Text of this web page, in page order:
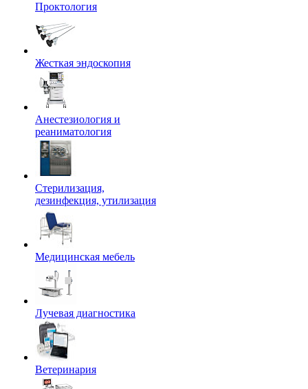
Проктология
Жесткая эндоскопия
Анестезиология и
реаниматология
Стерилизация,
дезинфекция, утилизация
Медицинская мебель
Лучевая диагностика
Ветеринария